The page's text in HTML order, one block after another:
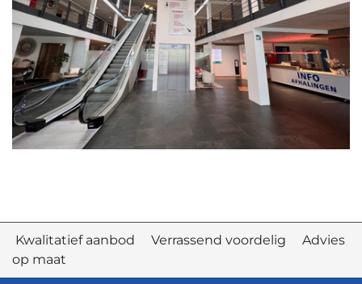
Kwalitatief aanbod Verrassend voordelig Advies
op maat